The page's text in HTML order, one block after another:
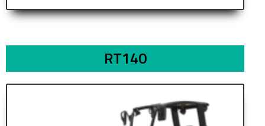
RT140